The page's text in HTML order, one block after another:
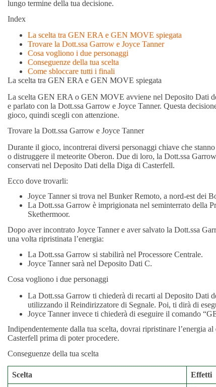
lungo termine della tua decisione.
Index
La scelta tra GEN ERA e GEN MOVE spiegata
Trovare la Dott.ssa Garrow e Joyce Tanner
Cosa vogliono i due personaggi
Conseguenze della tua scelta
Come sbloccare tutti i finali
La scelta tra GEN ERA e GEN MOVE spiegata
La scelta GEN ERA o GEN MOVE avviene nel Deposito Dati
e parlato con la Dott.ssa Garrow e Joyce Tanner. Questa
gioco, quindi scegli con attenzione.
Trovare la Dott.ssa Garrow e Joyce Tanner
Durante il gioco, incontrerai diversi personaggi chiave che
o distruggere il meteorite Oberon. Due di loro, la Dott.ssa
conservati nel Deposito Dati della Diga di Casterfell.
Ecco dove trovarli:
Joyce Tanner si trova nel Bunker Remoto, a nord-est dei
La Dott.ssa Garrow è imprigionata nel seminterrato della
Skethermoor.
Dopo aver incontrato Joyce Tanner e aver salvato la Dott.ssa
una volta ripristinata l’energia:
La Dott.ssa Garrow si stabilirà nel Processore Centrale.
Joyce Tanner sarà nel Deposito Dati C.
Cosa vogliono i due personaggi
La Dott.ssa Garrow ti chiederà di recarti al Deposito Dati
utilizzando il Reindirizzatore di Segnale. Poi, ti dirà di
Joyce Tanner invece ti chiederà di eseguire il comando
Indipendentemente dalla tua scelta, dovrai ripristinare l’energia
Casterfell prima di poter procedere.
Conseguenze della tua scelta
Scelta Effetti